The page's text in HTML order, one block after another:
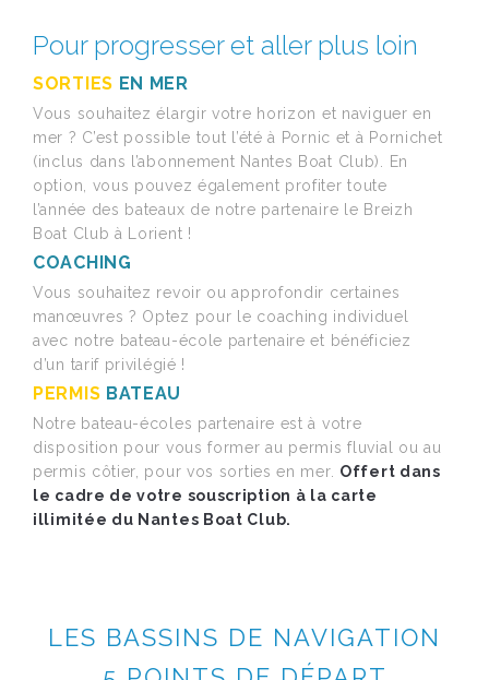
Pour progresser et aller plus loin
SORTIES EN MER
Vous souhaitez élargir votre horizon et naviguer en
mer ? C’est possible tout l’été à Pornic et à Pornichet
(inclus dans l’abonnement Nantes Boat Club). En
option, vous pouvez également profiter toute
l’année des bateaux de notre partenaire le Breizh
Boat Club à Lorient !
COACHING
Vous souhaitez revoir ou approfondir certaines
manœuvres ? Optez pour le coaching individuel
avec notre bateau-école partenaire et bénéficiez
d’un tarif privilégié !
PERMIS BATEAU
Notre bateau-écoles partenaire est à votre
disposition pour vous former au permis fluvial ou au
permis côtier, pour vos sorties en mer. Offert dans
le cadre de votre souscription à la carte
illimitée du Nantes Boat Club.
LES BASSINS DE NAVIGATION